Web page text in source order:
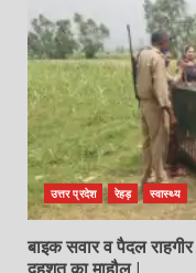
उत्तर प्रदेश रेहड़ स्वास्थ्य
बाइक सवार व पैदल